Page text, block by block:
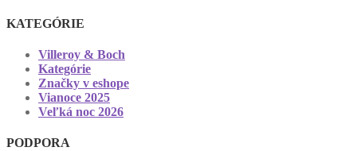
KATEGÓRIE
Villeroy & Boch
Kategórie
Značky v eshope
Vianoce 2025
Veľká noc 2026
PODPORA